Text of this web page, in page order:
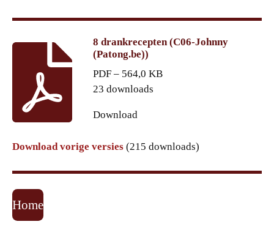
8 drankrecepten (C06-Johnny
(Patong.be))
PDF – 564,0 KB
23 downloads
Download
Download vorige versies (215 downloads)
Home